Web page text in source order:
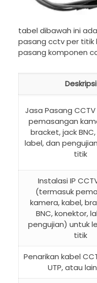
tabel dibawah ini
pasang cctv per titik
pasang komponen
Deskripsi
Jasa Pasang
pemasangan
bracket, jack
label, dan
titik
Instalasi IP
(termasuk
kamera, kabel,
BNC, konektor,
pengujian) untuk
titik
Penarikan kabel
UTP, atau